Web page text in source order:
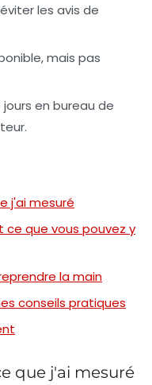
les avis de
mais pas
jours en bureau de
j'ai mesuré
ce que vous pouvez y
la main
conseils pratiques
que j'ai mesuré